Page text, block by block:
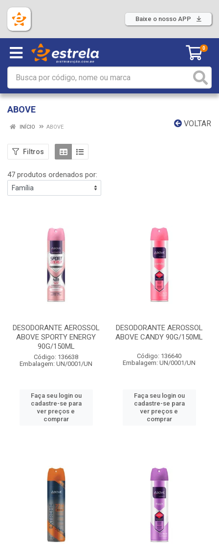
Baixe o nosso APP
0
ABOVE
VOLTAR
INÍCIO ABOVE
Filtros
47 produtos ordenados por:
DESODORANTE AEROSSOL
ABOVE SPORTY ENERGY
90G/150ML
Código: 136638
Embalagem: UN/0001/UN
Faça seu login ou
cadastre-se para
ver preços e
comprar
DESODORANTE AEROSSOL
ABOVE CANDY 90G/150ML
Código: 136640
Embalagem: UN/0001/UN
Faça seu login ou
cadastre-se para
ver preços e
comprar